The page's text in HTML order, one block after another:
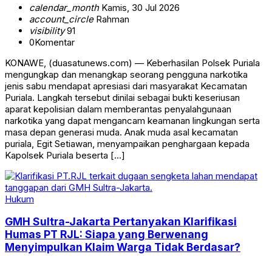
calendar_monthKamis, 30 Jul 2026
account_circleRahman
visibility91
0Komentar
KONAWE, (duasatunews.com) — Keberhasilan Polsek Puriala
mengungkap dan menangkap seorang pengguna narkotika
jenis sabu mendapat apresiasi dari masyarakat Kecamatan
Puriala. Langkah tersebut dinilai sebagai bukti keseriusan
aparat kepolisian dalam memberantas penyalahgunaan
narkotika yang dapat mengancam keamanan lingkungan serta
masa depan generasi muda. Anak muda asal kecamatan
puriala, Egit Setiawan, menyampaikan penghargaan kepada
Kapolsek Puriala beserta […]
Hukum
GMH Sultra-Jakarta Pertanyakan Klarifikasi
Humas PT RJL: Siapa yang Berwenang
Menyimpulkan Klaim Warga Tidak Berdasar?